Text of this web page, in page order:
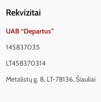
Rekvizitai
UAB “Departus”
145837035
LT458370314
Metalistų g. 8, LT-78136, Šiauliai